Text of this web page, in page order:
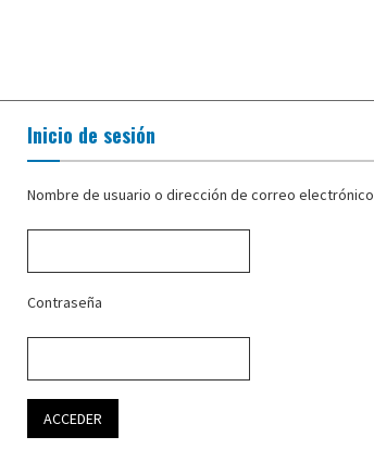
Inicio de sesión
Nombre de usuario o dirección de correo electrónico
Contraseña